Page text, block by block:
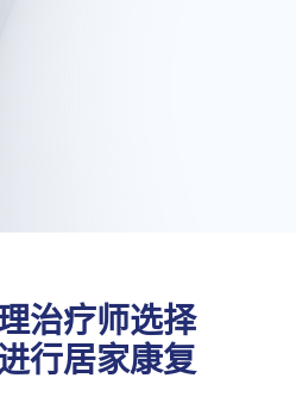
治疗师选择
行居家康复